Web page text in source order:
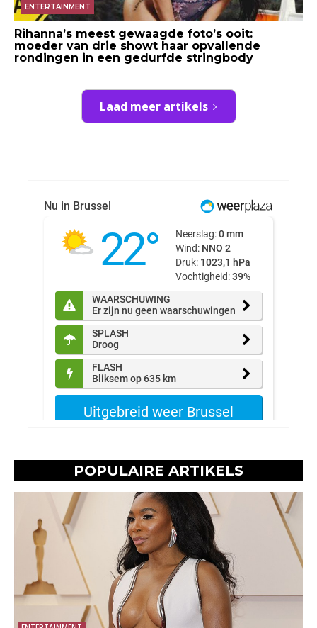
ENTERTAINMENT
Rihanna’s meest gewaagde foto’s ooit:
moeder van drie showt haar opvallende
rondingen in een gedurfde stringbody
Laad meer artikels
POPULAIRE ARTIKELS